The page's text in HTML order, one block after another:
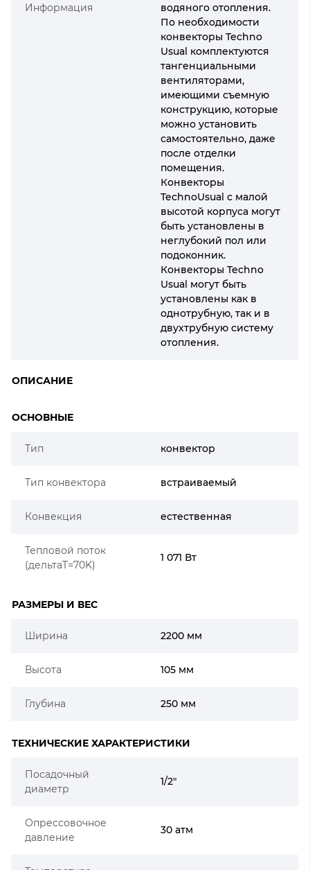
Информация
водяного отопления.
По необходимости
конвекторы Techno
Usual комплектуются
тангенциальными
вентиляторами,
имеющими съемную
конструкцию, которые
можно установить
самостоятельно, даже
после отделки
помещения.
Конвекторы
TechnoUsual с малой
высотой корпуса могут
быть установлены в
неглубокий пол или
подоконник.
Конвекторы Techno
Usual могут быть
установлены как в
однотрубную, так и в
двухтрубную систему
отопления.
ОПИСАНИЕ
ОСНОВНЫЕ
Тип конвектор
Тип конвектора встраиваемый
Конвекция естественная
Тепловой поток
(дельтаT=70K)
1 071 Вт
РАЗМЕРЫ И ВЕС
Ширина 2200 мм
Высота 105 мм
Глубина 250 мм
ТЕХНИЧЕСКИЕ ХАРАКТЕРИСТИКИ
Посадочный
диаметр
1/2"
Опрессовочное
давление
30 атм